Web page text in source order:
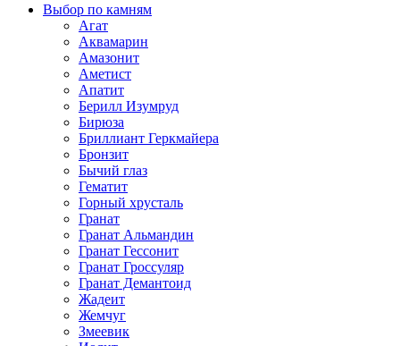
Выбор по камням
Агат
Аквамарин
Амазонит
Аметист
Апатит
Берилл Изумруд
Бирюза
Бриллиант Геркмайера
Бронзит
Бычий глаз
Гематит
Горный хрусталь
Гранат
Гранат Альмандин
Гранат Гессонит
Гранат Гроссуляр
Гранат Демантоид
Жадеит
Жемчуг
Змеевик